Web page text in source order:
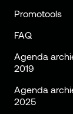
Promotools
FAQ
Agenda
2019
Agenda
2025